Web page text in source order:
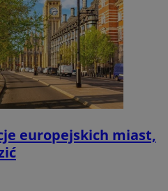
europejskich miast,